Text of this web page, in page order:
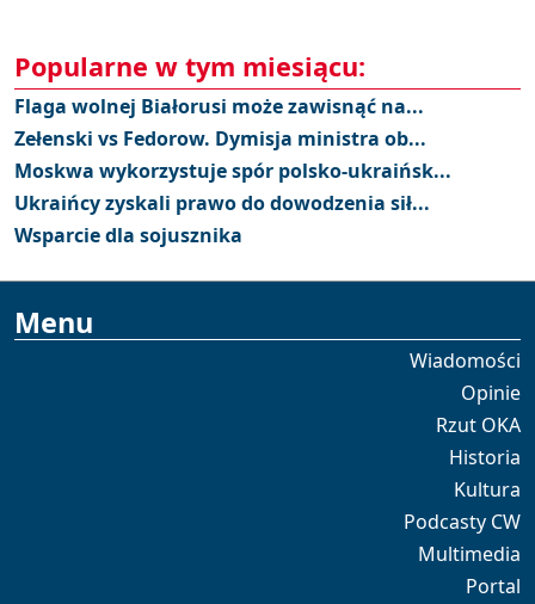
Popularne w tym miesiącu:
Flaga wolnej Białorusi może zawisnąć na...
Zełenski vs Fedorow. Dymisja ministra ob...
Moskwa wykorzystuje spór polsko-ukraińsk...
Ukraińcy zyskali prawo do dowodzenia sił...
Wsparcie dla sojusznika
Menu
Wiadomości
Opinie
Rzut OKA
Historia
Kultura
Podcasty CW
Multimedia
Portal